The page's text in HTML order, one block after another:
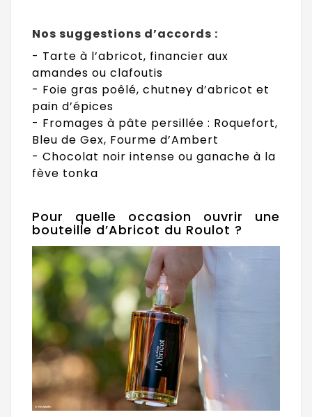
Nos suggestions d’accords :
- Tarte à l’abricot, financier aux
amandes ou clafoutis
- Foie gras poêlé, chutney d’abricot et
pain d’épices
- Fromages à pâte persillée : Roquefort,
Bleu de Gex, Fourme d’Ambert
- Chocolat noir intense ou ganache à la
fève tonka
Pour quelle occasion ouvrir une
bouteille d’Abricot du Roulot ?